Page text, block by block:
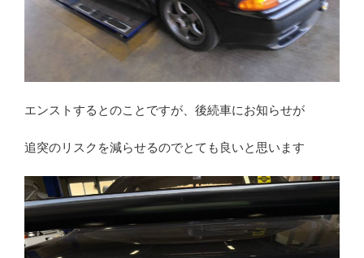
エンストするとのことですが、後続車にお知らせが
追突のリスクを減らせるのでとても良いと思います